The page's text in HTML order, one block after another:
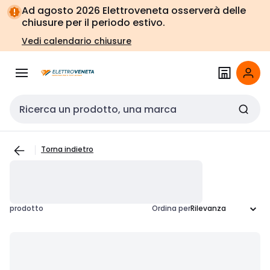
Vai alla
navigazione
Vai
alla
pagina
Ad agosto 2026 Elettroveneta osserverà delle
chiusure per il periodo estivo.
Vedi calendario chiusure
Cerca input
Torna indietro
prodotto Ordina per